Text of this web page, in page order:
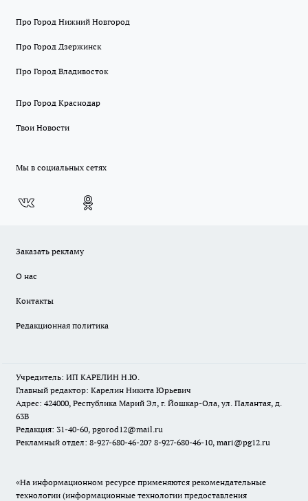
Про Город Нижний Новгород
Про Город Дзержинск
Про Город Владивосток
Про Город Краснодар
Твои Новости
Мы в социальных сетях
Заказать рекламу
О нас
Контакты
Редакционная политика
Учредитель: ИП КАРЕЛИН Н.Ю.
Главный редактор: Карелин Никита Юрьевич
Адрес: 424000, Республика Марий Эл, г. Йошкар-Ола, ул. Палантая, д.
63В
Редакция: 31-40-60, pgorod12@mail.ru
Рекламный отдел: 8-927-680-46-20? 8-927-680-46-10, mari@pg12.ru
«На информационном ресурсе применяются рекомендательные
технологии (информационные технологии предоставления